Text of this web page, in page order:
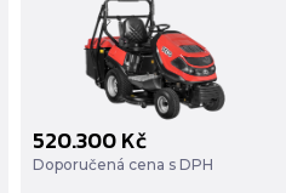
520.300Kč
Doporučená cena s DPH